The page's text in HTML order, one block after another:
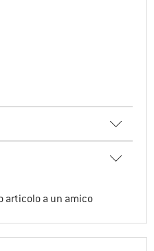
articolo a un amico